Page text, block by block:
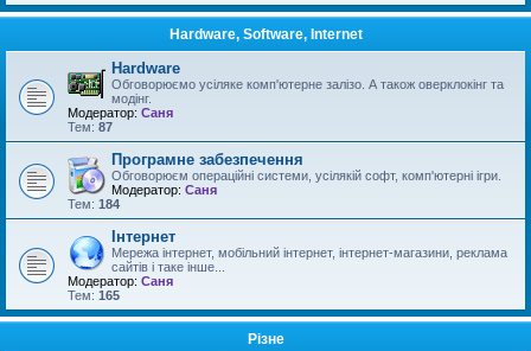
Hardware, Software, Internet
Hardware
Обговорюємо усіляке комп'ютерне залізо. А також оверклокінг та
модінг.
Модератор: Саня
Тем: 87
Програмне забезпечення
Обговорюєм операційні системи, усілякій софт, комп'ютерні ігри.
Модератор: Саня
Тем: 184
Інтернет
Мережа інтернет, мобільний інтернет, інтернет-магазини, реклама
сайтів і таке інше...
Модератор: Саня
Тем: 165
Різне